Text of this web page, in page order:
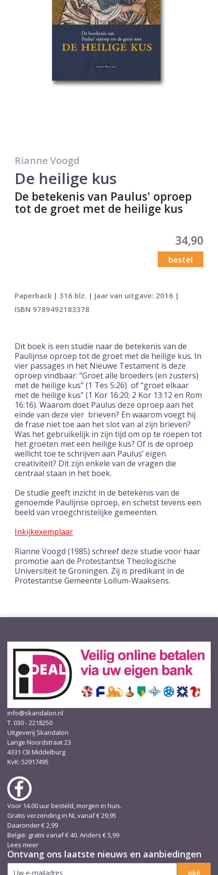
Rianne Voogd
De heilige kus
De betekenis van Paulus' oproep
tot de groet met de heilige kus
34,90
bestel
Paperback | 316 blz. | Jaar van uitgave: 2016 |
ISBN 9789492183378
Dit boek is een studie naar de betekenis van de
Paulijnse oproep tot de groet met de heilige kus. In
vier passages in het Nieuwe Testament is deze
oproep vindbaar: “Groet alle broeders (en zusters)
met de heilige kus” (1 Tes 5:26) of “groet elkaar
met de heilige kus” (1 Kor 16:20; 2 Kor 13:12 en Rom
16:16). Waarom doet Paulus deze oproep aan het
einde van deze vier brieven? En waarom voegt hij
de frase niet toe aan het slot van al zijn brieven?
Was het gebruikelijk in zijn tijd om op te roepen tot
het groeten met een heilige kus? Of is de oproep
wellicht toe te schrijven aan Paulus’ eigen
creativiteit? Dit zijn enkele van de vragen die
centraal staan in het boek.
De studie geeft inzicht in de betekenis van de
genoemde Paulijnse oproep, en schetst tevens een
beeld van vroegchristelijke gemeenten.
Inkijkexemplaar
Rianne Voogd (1985) schreef deze studie voor haar
promotie aan de Protestantse Theologische
Universiteit te Groningen. Zij is predikant in de
Protestantse Gemeente Lollum-Waaksens.
info@skandalon.nl
T. 030 - 2218250
Uitgeverij Skandalon
Lange Noordstraat 23
4331 CB Middelburg
KvK: 52917495
Voor 14.00 uur besteld, morgen in huis.
Gratis verzending in NL vanaf € 29,95
Daaronder € 2,99
België: gratis vanaf € 40. Anders € 5,99
Lees meer
Ontvang ons laatste nieuws en aanbiedingen